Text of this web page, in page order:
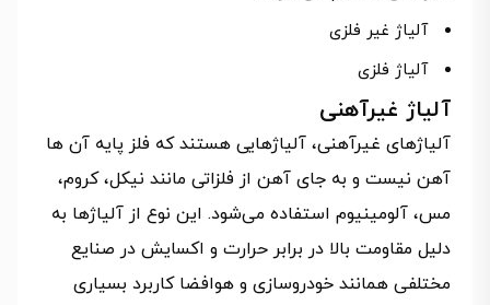
آلیاژ غیر فلزی
آلیاژ فلزی
آلیاژ غیرآهنی
آلیاژهای غیرآهنی، آلیاژهایی هستند که فلز پایه‌‌ آن ها
آهن نیست و به جای آهن از فلزاتی مانند نیکل، کروم،
مس، آلومینیوم استفاده می‌شود. این نوع از آلیاژها به
دلیل مقاومت بالا در برابر حرارت و اکسایش در صنایع
مختلفی همانند خودروسازی و هوافضا کاربرد بسیاری